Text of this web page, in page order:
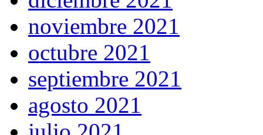
noviembre 2021
octubre 2021
septiembre 2021
agosto 2021